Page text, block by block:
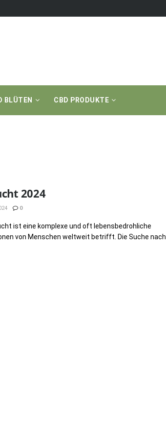
BLÜTEN CBD PRODUKTE
2024
0
ist eine komplexe und oft lebensbedrohliche
von Menschen weltweit betrifft. Die Suche nach